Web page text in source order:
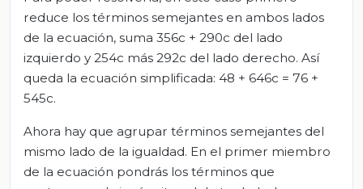
reduce los términos semejantes en ambos lados
de la ecuación, suma 356c + 290c del lado
izquierdo y 254c más 292c del lado derecho. Así
queda la ecuación simplificada: 48 + 646c = 76 +
545c.
Ahora hay que agrupar términos semejantes del
mismo lado de la igualdad. En el primer miembro
de la ecuación pondrás los términos que